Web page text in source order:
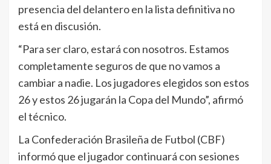
presencia del delantero en la lista definitiva no
está en discusión.
“Para ser claro, estará con nosotros. Estamos
completamente seguros de que no vamos a
cambiar a nadie. Los jugadores elegidos son estos
26 y estos 26 jugarán la Copa del Mundo”, afirmó
el técnico.
La Confederación Brasileña de Futbol (CBF)
informó que el jugador continuará con sesiones